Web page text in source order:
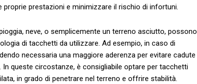
prestazioni e minimizzare il rischio​ di infortuni.
neve,‍ o semplicemente un terreno asciutto, possono
di tacchetti da ⁢utilizzare. Ad esempio, in caso di
necessaria una maggiore‌ aderenza per evitare cadute
queste circostanze, è consigliabile optare per ⁣tacchetti
⁤in⁣ grado di​ penetrare nel terreno e offrire stabilità.